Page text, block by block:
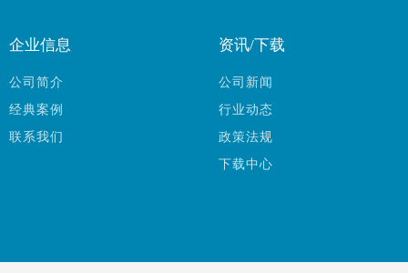
企业信息
公司简介
经典案例
联系我们
资讯/下载
公司新闻
行业动态
政策法规
下载中心